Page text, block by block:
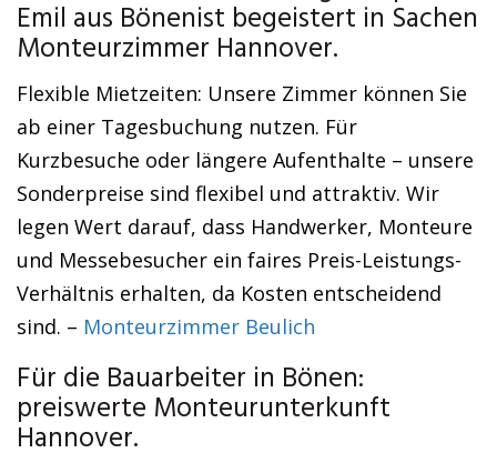
Emil aus Bönenist begeistert in Sachen
Monteurzimmer Hannover.
Flexible Mietzeiten: Unsere Zimmer können Sie
ab einer Tagesbuchung nutzen. Für
Kurzbesuche oder längere Aufenthalte – unsere
Sonderpreise sind flexibel und attraktiv. Wir
legen Wert darauf, dass Handwerker, Monteure
und Messebesucher ein faires Preis-Leistungs-
Verhältnis erhalten, da Kosten entscheidend
sind. – Monteurzimmer Beulich
Für die Bauarbeiter in Bönen:
preiswerte Monteurunterkunft
Hannover.